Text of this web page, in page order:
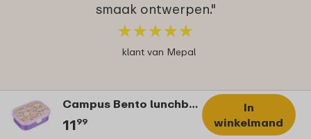
Campus Bento lunchbox met vorkje - Food Fest
1199
In
winkelmand
smaak ontwerpen."
★★★★★
★★★★★
klant van Mepal
20-11-2024